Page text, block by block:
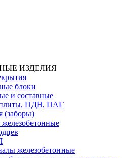
ИЗДЕЛИЯ
блоки
и составные
ПДН, ПАГ
(заборы)
железобетонные